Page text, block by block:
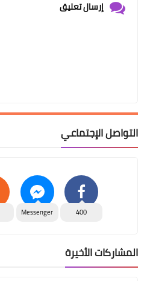
إرسال تعليق
التواصل الإجتماعي
400
Messenger
المشاركات الأخيرة